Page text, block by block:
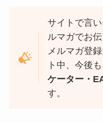
サイトで言
ルマガでお
メルマガ登
ト中、今後も
ケーター・
す。